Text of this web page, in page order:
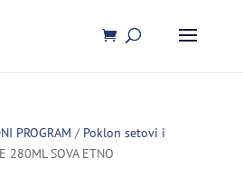
PROGRAM / Poklon setovi i
280ML SOVA ETNO